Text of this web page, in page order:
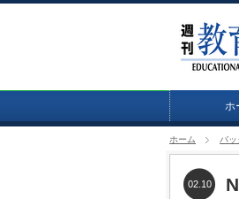
ホ
ホーム バ
02.10